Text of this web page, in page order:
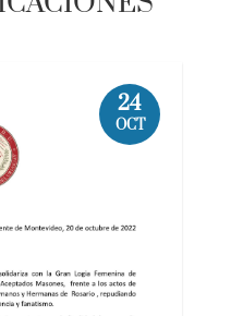
24
OCT